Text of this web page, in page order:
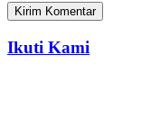
Ikuti Kami